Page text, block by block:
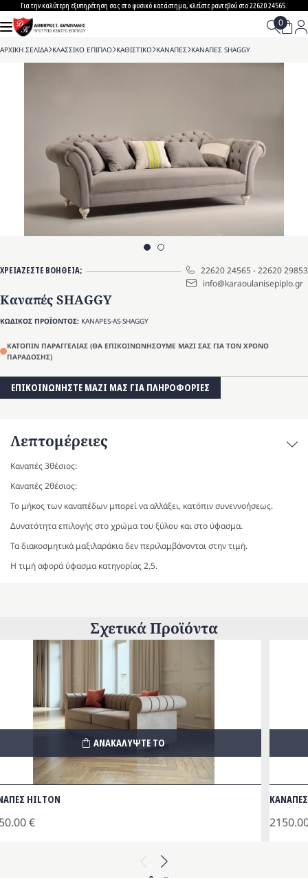
to
content
Για την καλύτερη εξυπηρέτηση σας στο φυσικό κατάστημα, κλείστε ραντεβού στο 22620 24565.
ΑΡΧΙΚΗ ΣΕΛΙΔΑ>ΚΛΑΣΣΙΚΟ ΕΠΙΠΛΟ>ΚΑΘΙΣΤΙΚΟ>ΚΑΝΑΠΕΣ>ΚΑΝΑΠΕΣ SHAGGY
ΧΡΕΙΑΖΕΣΤΕ ΒΟΗΘΕΙΑ; 22620 24565-22620 29853
info@karaoulanisepiplo.gr
Καναπές SHAGGY
ΚΩΔΙΚΟΣ ΠΡΟΪΟΝΤΟΣ: KANAPES-AS-SHAGGY
ΚΑΤΟΠΙΝ ΠΑΡΑΓΓΕΛΙΑΣ (ΘΑ ΕΠΙΚΟΙΝΩΝΗΣΟΥΜΕ ΜΑΖΙ ΣΑΣ ΓΙΑ ΤΟΝ ΧΡΟΝΟ
ΠΑΡΑΔΟΣΗΣ)
ΕΠΙΚΟΙΝΩΝΗΣΤΕ ΜΑΖΙ ΜΑΣ ΓΙΑ ΠΛΗΡΟΦΟΡΙΕΣ
Λεπτομέρειες
Καναπές 3θέσιος:
Καναπές 2θέσιος:
Το μήκος των καναπέδων μπορεί να αλλάξει, κατόπιν συνεννοήσεως.
Δυνατότητα επιλογής στο χρώμα του ξύλου και στο ύφασμα.
Τα διακοσμητικά μαξιλαράκια δεν περιλαμβάνονται στην τιμή.
Η τιμή αφορά ύφασμα κατηγορίας 2,5.
Σχετικά Προϊόντα
Previous
HILTON
€
ΑΝΑΚΑΛΥΨΤΕ ΤΟ
ΚΑΝΑΠΕΣ
Next